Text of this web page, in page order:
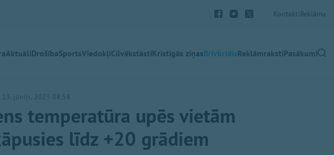
KontaktiReklāma
AktuāliDrošībaSportsViedokļiCilvēkstāstiKristīgās ziņasBrīvbrīdisReklāmrakstiPasākumi
13. jūnijs, 2023 08:58
temperatūra upēs vietām
līdz +20 grādiem